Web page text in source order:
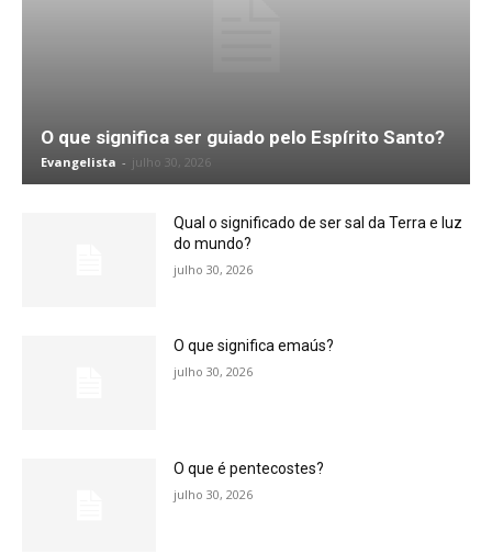
O que significa ser guiado pelo Espírito Santo?
Evangelista - julho 30, 2026
Qual o significado de ser sal da Terra e luz
do mundo?
julho 30, 2026
O que significa emaús?
julho 30, 2026
O que é pentecostes?
julho 30, 2026